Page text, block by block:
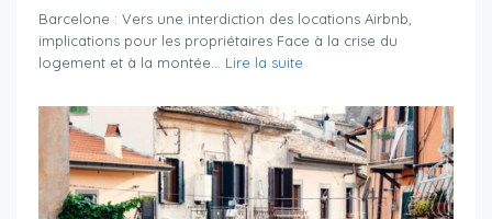
Barcelone : Vers une interdiction des locations Airbnb,
implications pour les propriétaires Face à la crise du
logement et à la montée... Lire la suite